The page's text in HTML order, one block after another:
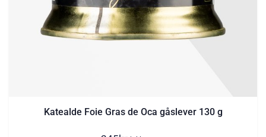
Katealde Foie Gras de Oca gåslever 130 g